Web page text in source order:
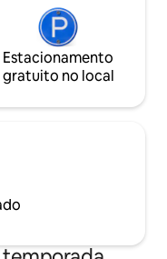
Estacionamento
gratuito no local